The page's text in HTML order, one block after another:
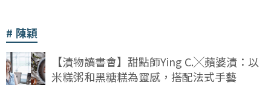
陳穎
【漬物讀書會】甜點師Ying C.╳蘋婆漬：以
米糕粥和黑糖糕為靈感，搭配法式手藝